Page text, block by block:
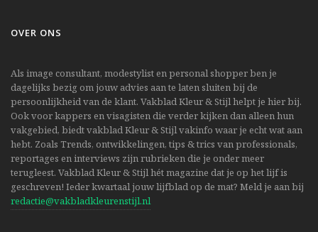
OVER ONS
Als image consultant, modestylist en personal shopper ben je
dagelijks bezig om jouw advies aan te laten sluiten bij de
persoonlijkheid van de klant. Vakblad Kleur & Stijl helpt je hier bij.
Ook voor kappers en visagisten die verder kijken dan alleen hun
vakgebied, biedt vakblad Kleur & Stijl vakinfo waar je echt wat aan
hebt. Zoals Trends, ontwikkelingen, tips & trics van professionals,
reportages en interviews zijn rubrieken die je onder meer
terugleest. Vakblad Kleur & Stijl hét magazine dat je op het lijf is
geschreven! Ieder kwartaal jouw lijfblad op de mat? Meld je aan bij
redactie@vakbladkleurenstijl.nl